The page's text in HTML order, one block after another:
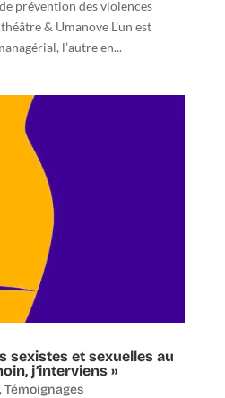
prévention des violences
& Umanove L’un est
l’autre en...
sexistes et sexuelles au
j’interviens »
Témoignages